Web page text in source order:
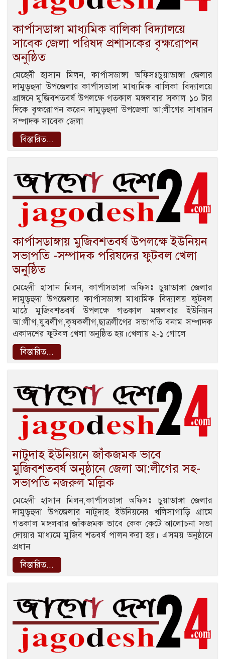
কার্পাসডাঙ্গা মাধ্যমিক বালিকা বিদ্যালয়ে
সাবেক জেলা পরিষদ প্রশাসকের বৃক্ষরোপন
অনুষ্ঠিত
মেহেদী হাসান মিলন, কার্পাসডাঙ্গা অফিসঃচুয়াডাঙ্গা জেলার
দামুড়হুদা উপজেলার কার্পাসডাঙ্গা মাধ্যমিক বালিকা বিদ্যালয়ে
প্রাঙ্গনে মুজিবশতবর্ষ উপলক্ষে গতকাল মঙ্গলবার সকাল ১০ টার
দিকে বৃক্ষরোপন করেন দামুড়হুদা উপজেলা আ:লীগের সাধারন
সম্পাদক সাবেক জেলা
বিস্তারিত...
কার্পাসডাঙ্গায় মুজিবশতবর্ষ উপলক্ষে ইউনিয়ন
সভাপতি -সম্পাদক পরিষদের ফুটবল খেলা
অনুষ্ঠিত
মেহেদী হাসান মিলন, কার্পাসডাঙ্গা অফিসঃ চুয়াডাঙ্গা জেলার
দামুড়হুদা উপজেলার কার্পাসডাঙ্গা মাধ্যমিক বিদ্যালয় ফুটবল
মাঠে মুজিবশতবর্ষ উপলক্ষে গতকাল মঙ্গলবার ইউনিয়ন
আ:লীগ,যুবলীগ,কৃষকলীগ,ছাত্রলীগের সভাপতি বনাম সম্পাদক
একাদশের ফুটবল খেলা অনুষ্ঠিত হয়।খেলায় ২-১ গোলে
বিস্তারিত...
নাটুদাহ ইউনিয়নে জাঁকজমক ভাবে
মুজিবশতবর্ষ অনুষ্ঠানে জেলা আ:লীগের সহ-
সভাপতি নজরুল মল্লিক
মেহেদী হাসান মিলন,কার্পাসডাঙ্গা অফিসঃ চুয়াডাঙ্গা জেলার
দামুড়হুদা উপজেলার নাটুদাহ ইউনিয়নের খলিসাগাড়ি গ্রামে
গতকাল মঙ্গলবার জাঁকজমক ভাবে কেক কেটে আলোচনা সভা
দোয়ার মাধ্যমে মুজিব শতবর্ষ পালন করা হয়। এসময় অনুষ্ঠানে
প্রধান
বিস্তারিত...